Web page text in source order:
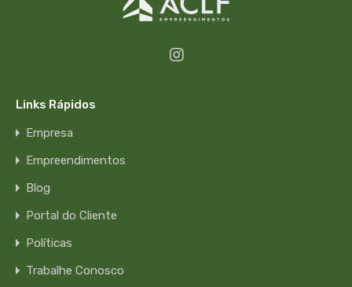
Links Rápidos
Empresa
Empreendimentos
Blog
Portal do Cliente
Políticas
Trabalhe Conosco